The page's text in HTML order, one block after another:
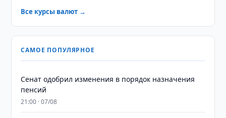
Все курсы валют →
САМОЕ ПОПУЛЯРНОЕ
Сенат одобрил изменения в порядок назначения
пенсий
21:00 · 07/08